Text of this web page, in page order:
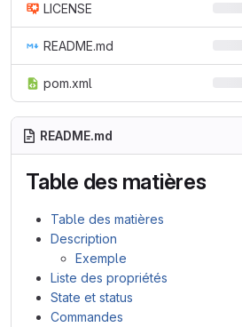
LICENSE
README.md
pom.xml
README.md
Table des matières
Table des matières
Description
Exemple
Liste des propriétés
State et status
Commandes